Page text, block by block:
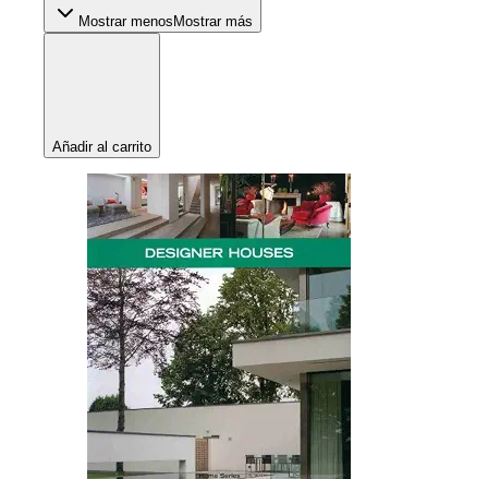
Mostrar menos Mostrar más
Añadir al carrito